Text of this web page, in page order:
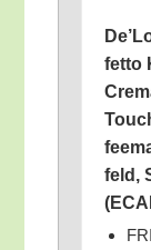
fet­to
feld,